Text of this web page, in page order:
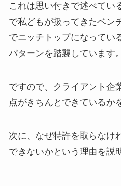
これは思い付きで述べてい
で私どもが扱ってきたベン
でニッチトップになってい
パターンを踏襲しています。
ですので、クライアント企
点がきちんとできているか
次に、なぜ特許を取らなけ
できないかという理由を説